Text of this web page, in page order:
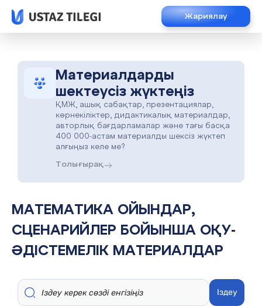
Жариялау
Материалдарды
шектеусіз жүктеңіз
ҚМЖ, ашық сабақтар, презентациялар,
көрнекіліктер, дидактикалық материалдар,
авторлық бағдарламалар және тағы басқа
400 000-астам материалды шексіз жүктеп
алғыңыз келе ме?
Толығырақ
МАТЕМАТИКА ОЙЫНДАР,
СЦЕНАРИЙЛЕР БОЙЫНША ОҚУ-
ӘДІСТЕМЕЛІК МАТЕРИАЛДАР
Іздеу